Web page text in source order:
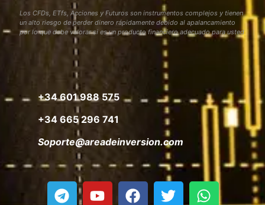
Los CFDs, ETfs, Acciones y Futuros son instrumentos complejos y tienen
un alto riesgo de perder dinero rápidamente debido al apalancamiento
por lo que debe valorar si es un producto financiero adecuado para usted
+34 601 988 575
+34 665 296 741
Soporte@areadeinversion.com